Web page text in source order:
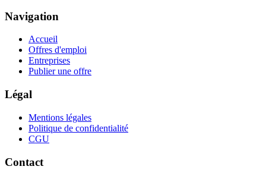
Navigation
Accueil
Offres d'emploi
Entreprises
Publier une offre
Légal
Mentions légales
Politique de confidentialité
CGU
Contact